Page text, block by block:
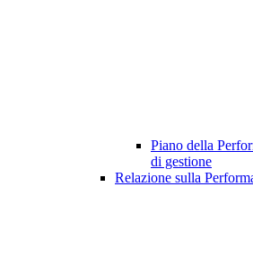
Piano della
di gestione
Relazione sulla